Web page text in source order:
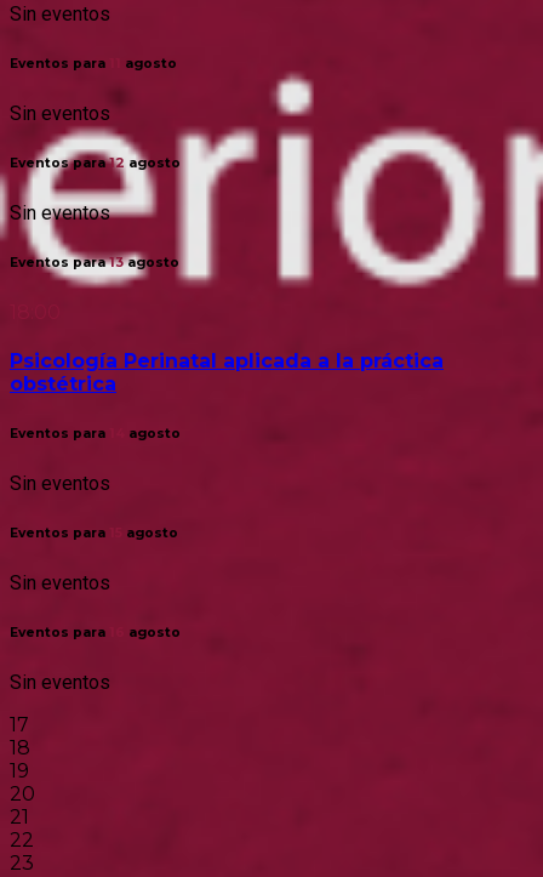
Sin eventos
Eventos para agosto
Sin eventos
Eventos para12 agosto
Sin eventos
Eventos para13agosto
Psicología Perinatal aplicada a la práctica
obstétrica
Eventos para agosto
Sin eventos
Eventos para agosto
Sin eventos
Eventos para agosto
Sin eventos
17
18
19
20
21
22
23